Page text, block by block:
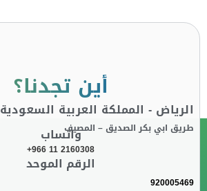
أين تجدنا؟
الرياض - المملكة العربية السعودية
طريق ابي بكر الصديق – المصيفواتساب
+966 11 2160308
الرقم الموحد
920005469